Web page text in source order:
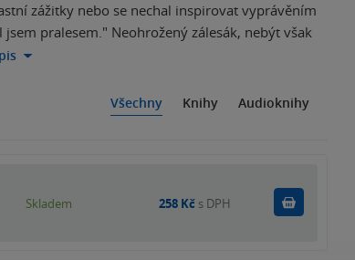
zážitky nebo se nechal inspirovat vyprávěním
pralesem." Neohrožený zálesák, nebýt však
Všechny Knihy Audioknihy
Skladem 258 Kč s DPH